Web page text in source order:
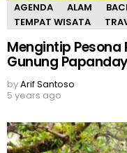
AGENDA ALAM
TEMPAT WISATA
Mengintip
Gunung
byArif Santoso
5 years ago